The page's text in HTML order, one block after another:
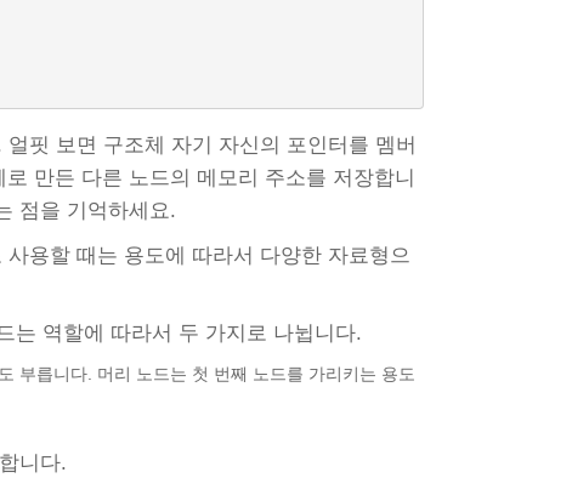
얼핏 보면 구조체 자기 자신의 포인터를 멤버
로 만든 다른 노드의 메모리 주소를 저장합니
점을 기억하세요.
용할 때는 용도에 따라서 다양한 자료형으
는 역할에 따라서 두 가지로 나뉩니다.
부릅니다. 머리 노드는 첫 번째 노드를 가리키는 용도
니다.